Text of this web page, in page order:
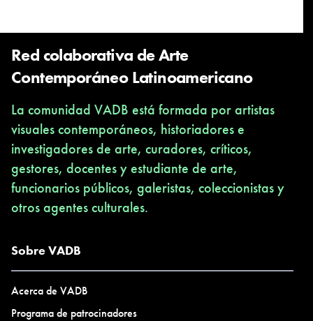
Red colaborativa de Arte
Contemporáneo Latinoamericano
La comunidad VADB está formada por artistas
visuales contemporáneos, historiadores e
investigadores de arte, curadores, críticos,
gestores, docentes y estudiante de arte,
funcionarios públicos, galeristas, coleccionistas y
otros agentes culturales.
Sobre VADB
Acerca de VADB
Programa de patrocinadores